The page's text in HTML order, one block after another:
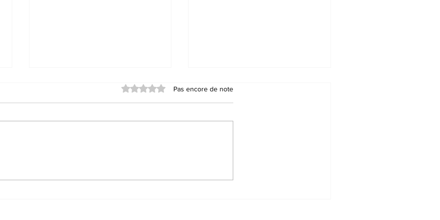
SELLER DU SALON DU
FORT QUE LES
Noté 0 étoile sur 5.Pas encore de note